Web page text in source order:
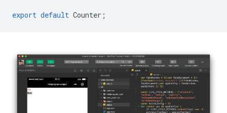
export default Counter ;